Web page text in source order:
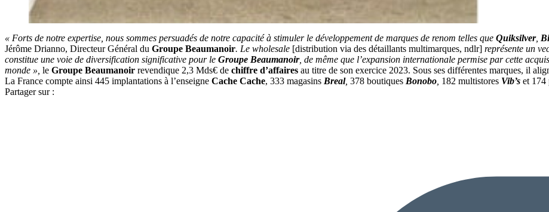
« Forts de notre expertise, nous sommes persuadés de notre capacité à stimuler le développement de marques de renom telles que Quiksilver,
Jérôme Drianno, Directeur Général du Groupe Beaumanoir. Le wholesale [distribution via des détaillants multimarques, ndlr] représente un
constitue une voie de diversification significative pour le Groupe Beaumanoir, de même que l’expansion internationale permise par cette
monde », le Groupe Beaumanoir revendique 2,3 Mds€ de chiffre d’affaires au titre de son exercice 2023. Sous ses différentes marques, il
La France compte ainsi 445 implantations à l’enseigne Cache Cache, 333 magasins Breal, 378 boutiques Bonobo 182 multistores Vib’s et 174
Partager sur :